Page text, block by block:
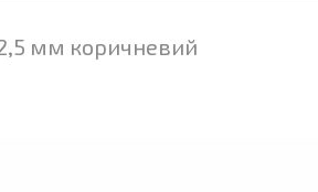
мм коричневий